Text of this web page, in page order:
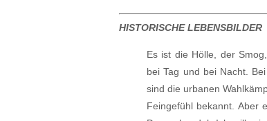
HISTORISCHE LEBENSBILDER
Es ist die Hölle, der
bei Tag und bei Nacht.
sind die urbanen
Feingefühl bekannt. Aber